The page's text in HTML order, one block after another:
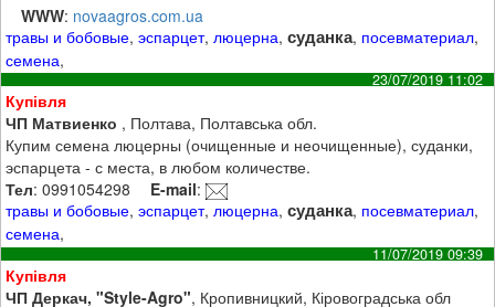
WWW: novaagros.com.ua
травы и бобовые,эспарцет, люцерна,суданка, посевматериал,
семена,
23/07/2019 11:02
Купівля
ЧП Матвиенко , Полтава, Полтавська обл.
Купим семена люцерны (очищенные и неочищенные), суданки,
эспарцета - с места, в любом количестве.
Тел: 0991054298 E-mail:
травы и бобовые,эспарцет,люцерна,суданка, посевматериал,
семена,
11/07/2019 09:39
Купівля
ЧП Деркач, "Style-Agro", Кропивницкий, Кіровоградська обл